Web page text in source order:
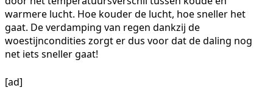
warmere lucht. Hoe kouder de lucht, hoe sneller het
gaat. De verdamping van regen dankzij de
woestijncondities zorgt er dus voor dat de daling nog
net iets sneller gaat!
[ad]